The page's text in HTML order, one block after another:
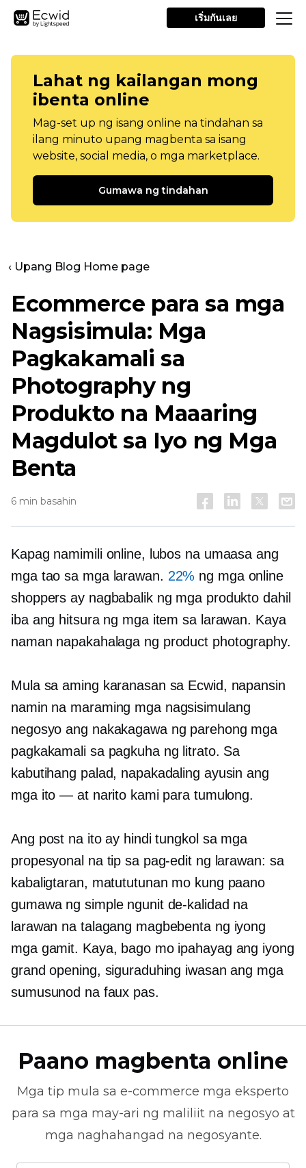
เริ่มกันเลย
Lahat ng kailangan mong
ibenta online
Mag-set up ng isang online na tindahan sa
ilang minuto upang magbenta sa isang
website, social media, o mga marketplace.
Gumawa ng tindahan
‹ Upang Blog Home page
Ecommerce para sa mga
Nagsisimula: Mga
Pagkakamali sa
Photography ng
Produkto na Maaaring
Magdulot sa Iyo ng Mga
Benta
6 min basahin
Kapag namimili online, lubos na umaasa ang
mga tao sa mga larawan. 22% ng mga online
shoppers ay nagbabalik ng mga produkto dahil
iba ang hitsura ng mga item sa larawan. Kaya
naman napakahalaga ng product photography.
Mula sa aming karanasan sa Ecwid, napansin
namin na maraming mga nagsisimulang
negosyo ang nakakagawa ng parehong mga
pagkakamali sa pagkuha ng litrato. Sa
kabutihang palad, napakadaling ayusin ang
mga ito — at narito kami para tumulong.
Ang post na ito ay hindi tungkol sa mga
propesyonal na tip sa pag-edit ng larawan: sa
kabaligtaran, matututunan mo kung paano
gumawa ng simple ngunit de-kalidad na
larawan na talagang magbebenta ng iyong
mga gamit. Kaya, bago mo ipahayag ang iyong
grand opening, siguraduhing iwasan ang mga
sumusunod na faux pas.
Paano magbenta online
Mga tip mula sa e-commerce mga eksperto
para sa mga may-ari ng maliliit na negosyo at
mga naghahangad na negosyante.